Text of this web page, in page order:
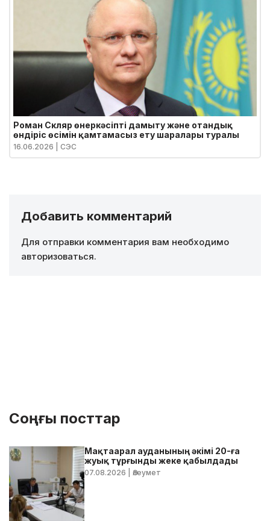
Роман Скляр өнеркәсіпті дамыту және отандық
өндіріс өсімін қамтамасыз ету шаралары туралы
16.06.2026 | СЭС
Добавить комментарий
Для отправки комментария вам необходимо
авторизоваться.
Соңғы посттар
Мақтаарал ауданының әкімі 20-ға
жуық тұрғынды жеке қабылдады
07.08.2026 | Әлеумет